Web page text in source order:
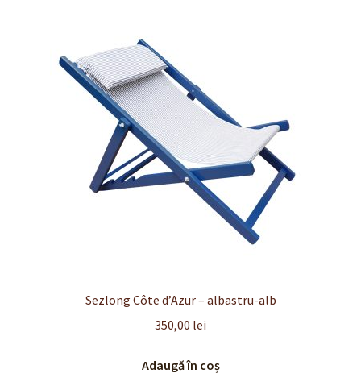
Sezlong Côte d’Azur – albastru-alb
350,00 lei
Adaugă în coș